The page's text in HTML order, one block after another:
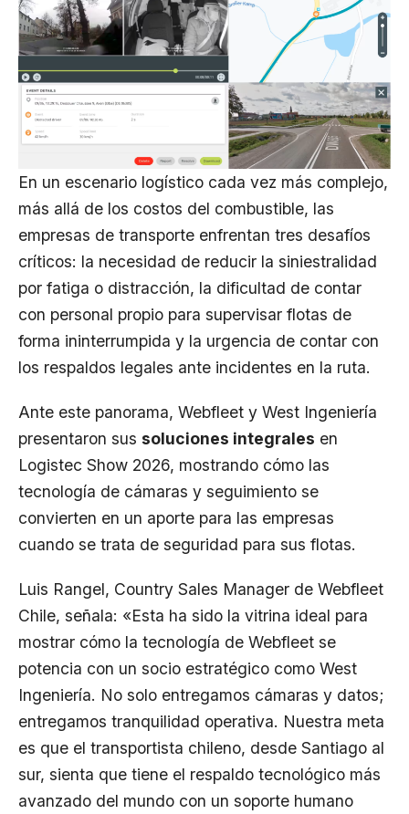
En un escenario logístico cada vez más complejo,
más allá de los costos del combustible, las
empresas de transporte enfrentan tres desafíos
críticos: la necesidad de reducir la siniestralidad
por fatiga o distracción, la dificultad de contar
con personal propio para supervisar flotas de
forma ininterrumpida y la urgencia de contar con
los respaldos legales ante incidentes en la ruta.
Ante este panorama, Webfleet y West Ingeniería
presentaron sus soluciones integrales en
Logistec Show 2026, mostrando cómo las
tecnología de cámaras y seguimiento se
convierten en un aporte para las empresas
cuando se trata de seguridad para sus flotas.
Luis Rangel, Country Sales Manager de Webfleet
Chile, señala: «Esta ha sido la vitrina ideal para
mostrar cómo la tecnología de Webfleet se
potencia con un socio estratégico como West
Ingeniería. No solo entregamos cámaras y datos;
entregamos tranquilidad operativa. Nuestra meta
es que el transportista chileno, desde Santiago al
sur, sienta que tiene el respaldo tecnológico más
avanzado del mundo con un soporte humano